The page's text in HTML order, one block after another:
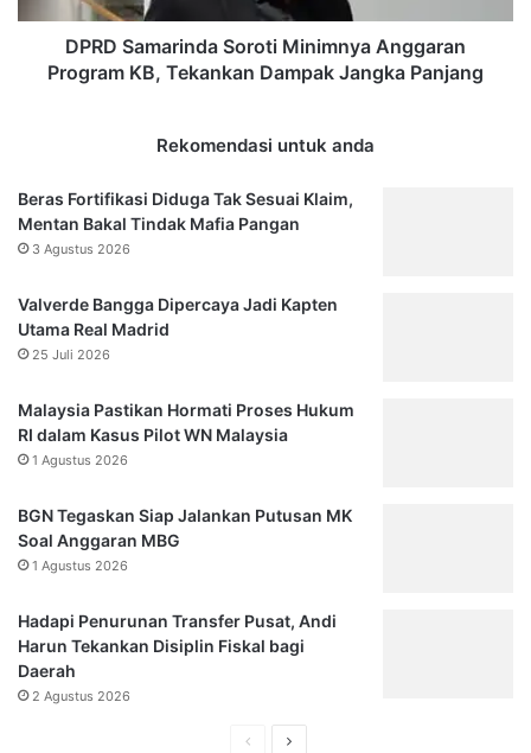
Dampak
Jangka
Panjang
DPRD Samarinda Soroti Minimnya Anggaran
Program KB, Tekankan Dampak Jangka Panjang
Rekomendasi untuk anda
Beras Fortifikasi Diduga Tak Sesuai Klaim,
Mentan Bakal Tindak Mafia Pangan
3 Agustus 2026
Valverde Bangga Dipercaya Jadi Kapten
Utama Real Madrid
25 Juli 2026
Malaysia Pastikan Hormati Proses Hukum
RI dalam Kasus Pilot WN Malaysia
1 Agustus 2026
BGN Tegaskan Siap Jalankan Putusan MK
Soal Anggaran MBG
1 Agustus 2026
Hadapi Penurunan Transfer Pusat, Andi
Harun Tekankan Disiplin Fiskal bagi
Daerah
2 Agustus 2026
HalamanHalaman